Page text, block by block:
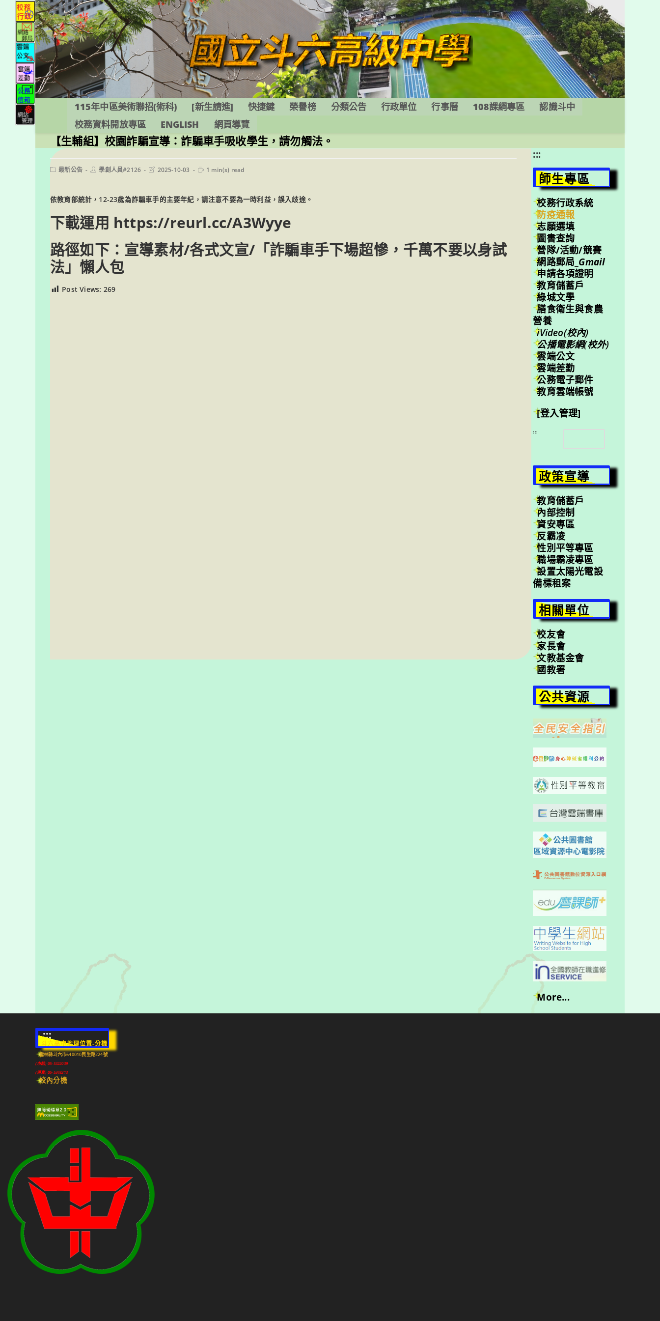
115年中區美術聯招(術科) [新生請進] 快捷鍵 榮譽榜 分類公告 行政單位 行事曆 108課綱專區
認識斗中
校務資料開放專區
ENGLISH 網頁導覽
【生輔組】校園詐騙宣導：詐騙車手吸收學生，請勿觸法。
Post最新公告
Post學創人員#2126
Post2025-10-03
Reading
1 min(s) read
依教育部統計，12-23歲為詐騙車手的主要年紀，請注意不要為一時利益，誤入歧途。
下載運用 https://reurl.cc/A3Wyye
路徑如下：宣導素材/各式文宣/「詐騙車手下場超慘，千萬不要以身試
法」懶人包
Post Views: 269
:::
師生專區
校務行政系統
防疫通報
志願選填
圖書查詢
營隊/活動/競賽
網路郵局_ Gmail
申請各項證明
教育儲蓄戶
綠城文學
膳食衛生與食農
營養
iVideo(校內)
公播電影網(校外)
雲端公文
雲端差勤
公務電子郵件
教育雲端帳號
[登入管理]
:::
搜
尋
政策宣導
教育儲蓄戶
內部控制
資安專區
反霸凌
性別平等專區
職場霸凌專區
設置太陽光電設
備標租案
相關單位
校友會
家長會
文教基金會
國教署
公共資源
More...
:::
斗六高中地理位置-分機
雲林縣斗六市640010民生路224號
(市話) 05-5322039
(傳真) 05-5348213
校內分機